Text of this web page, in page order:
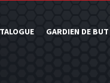
GARDIEN DE BUT